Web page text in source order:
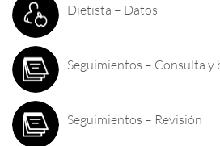
Dietista – Datos
Seguimientos – Consulta y
Seguimientos – Revisión